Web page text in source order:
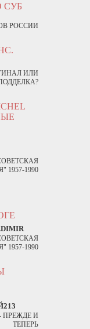
СУБ
РОССИИ
ИЛИ
1990
1990
ПРЕЖДЕ И
ТЕПЕРЬ